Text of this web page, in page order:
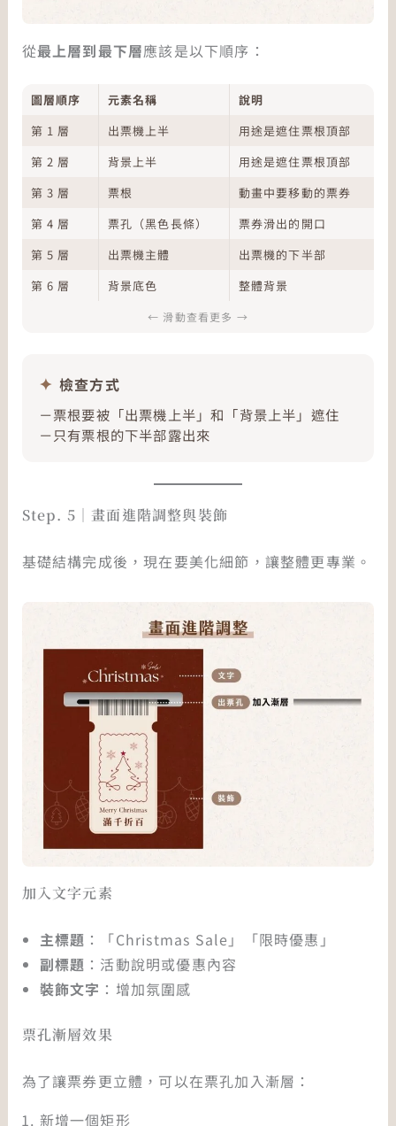
從最上層到最下層應該是以下順序：
圖層順序 元素名稱
說明
第 1 層
出票機上半
用途是遮住票根頂部
第 2 層
背景上半
用途是遮住票根頂部
第 3 層
票根
動畫中要移動的票券
第 4 層
票孔（黑色長條）
票券滑出的開口
第 5 層
出票機主體
出票機的下半部
第 6 層
背景底色 整體背景
檢查方式
－票根要被「出票機上半」和「背景上半」遮住
－只有票根的下半部露出來
Step. 5｜畫面進階調整與裝飾
基礎結構完成後，現在要美化細節，讓整體更專業。
加入文字元素
主標題 ：「Christmas Sale」「限時優惠」
副標題 ：活動說明或優惠內容
裝飾文字 ：增加氛圍感
票孔漸層效果
為了讓票券更立體，可以在票孔加入漸層：
新增一個矩形